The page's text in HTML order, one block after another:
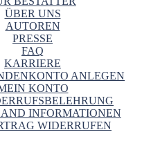
ÜBER UNS
AUTOREN
PRESSE
FAQ
KARRIERE
ANLEGEN
KONTO
INFORMATIONEN
WIDERRUFEN